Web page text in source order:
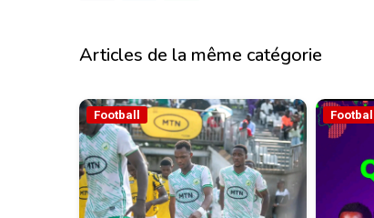
Articles de la même catégorie
Football